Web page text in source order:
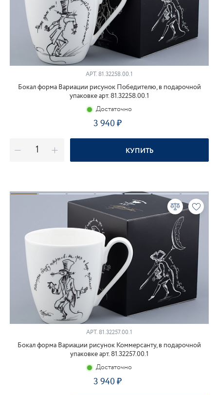
АРТ. 81.32258.00.1
Бокал форма Вариации рисунок Победителю, в подарочной
упаковке арт. 81.32258.00.1
Достаточно
3 940
КУПИТЬ
АРТ. 81.32257.00.1
Бокал форма Вариации рисунок Коммерсанту, в подарочной
упаковке арт. 81.32257.00.1
Достаточно
3 940